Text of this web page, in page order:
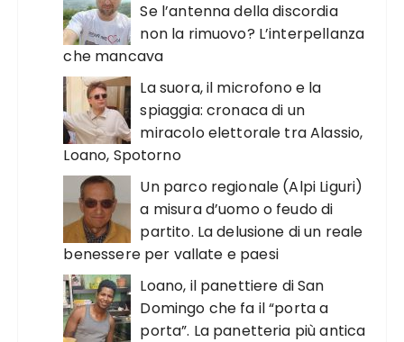
Se l’antenna della discordia
non la rimuovo? L’interpellanza
che mancava
La suora, il microfono e la
spiaggia: cronaca di un
miracolo elettorale tra Alassio,
Loano, Spotorno
Un parco regionale (Alpi Liguri)
a misura d’uomo o feudo di
partito. La delusione di un reale
benessere per vallate e paesi
Loano, il panettiere di San
Domingo che fa il “porta a
porta”. La panetteria più antica